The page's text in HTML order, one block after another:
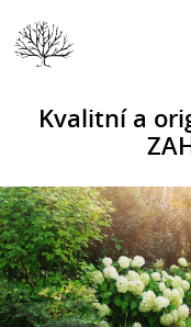
Kvalitní a